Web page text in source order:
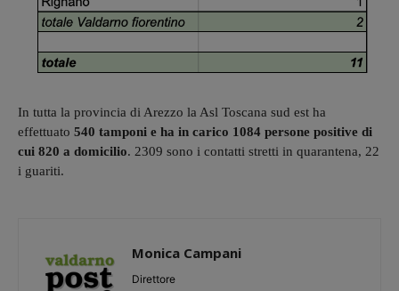
In tutta la provincia di Arezzo la Asl Toscana sud est ha
effettuato 540 tamponi e ha in carico 1084 persone positive di
cui 820 a domicilio. 2309 sono i contatti stretti in quarantena, 22
i guariti.
Monica Campani
Direttore